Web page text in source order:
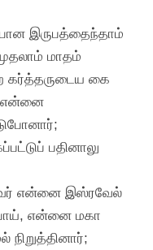
இருபத்தைந்தாம்
மாதம்
கர்த்தருடைய கை
என்னை
பதினாலு
என்னை இஸ்ரவேல்
என்னை மகா
நிறுத்தினார்;